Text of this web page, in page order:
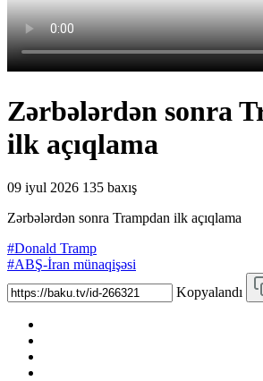
Zərbələrdən sonra
ilk açıqlama
09 iyul 2026 135 baxış
Zərbələrdən sonra Trampdan ilk açıqlama
#Donald Tramp
#ABŞ-İran münaqişəsi
Kopyalandı